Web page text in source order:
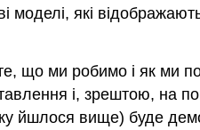
моделі, які
що ми робимо і як ми
і, зрештою, на
вище) буде